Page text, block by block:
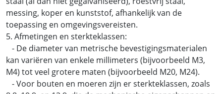
messing, koper en kunststof, afhankelijk van de
toepassing en omgevingsvereisten.
5. Afmetingen en sterkteklassen:
- De diameter van metrische bevestigingsmaterialen
kan variëren van enkele millimeters (bijvoorbeeld M3,
M4) tot veel grotere maten (bijvoorbeeld M20, M24).
- Voor bouten en moeren zijn er sterkteklassen, zoals